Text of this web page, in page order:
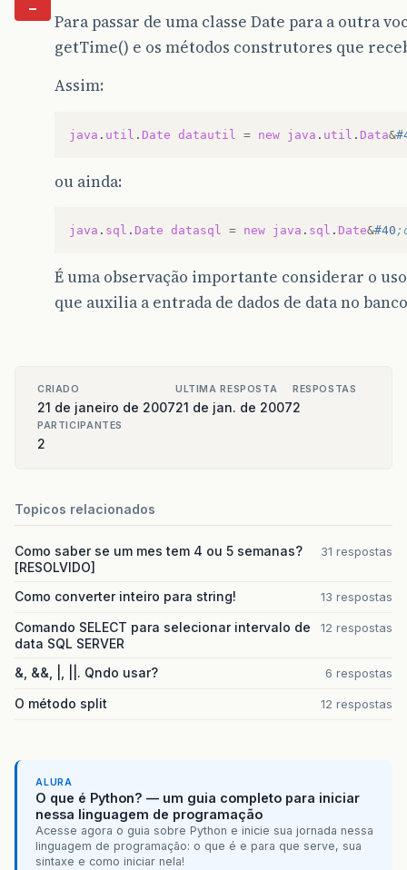
Para passar de uma classe Date para a outra
getTime() e os métodos construtores que
Assim:
java . util . Date datautil = new java . util . Data&
ou ainda:
java . sql . Date datasql = new java . sql . Date&#40
É uma observação importante considerar o
que auxilia a entrada de dados de data no
CRIADO
21 de janeiro de 2007
ULTIMA RESPOSTA
21 de jan. de 2007
RESPOSTAS
2
PARTICIPANTES
2
Topicos relacionados
Como saber se um mes tem 4 ou 5 semanas?
[RESOLVIDO]
31 respostas
Como converter inteiro para string! 13 respostas
Comando SELECT para selecionar intervalo de
data SQL SERVER
12 respostas
&, &&, |, ||. Qndo usar? 6 respostas
O método split 12 respostas
ALURA
O que é Python? — um guia completo para iniciar
nessa linguagem de programação
Acesse agora o guia sobre Python e inicie sua jornada nessa
linguagem de programação: o que é e para que serve, sua
sintaxe e como iniciar nela!